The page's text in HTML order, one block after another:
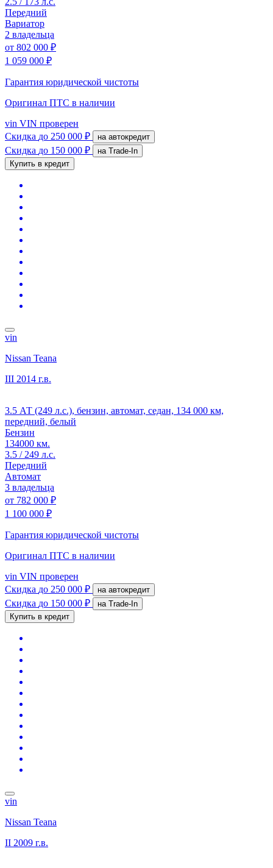
Передний
Вариатор
2 владельца
от 802 000 ₽
1 059 000 ₽
Гарантия юридической чистоты
Оригинал ПТС в наличии
vin VIN проверен
Скидка до 250 000 ₽ на автокредит
Скидка до 150 000 ₽
на Trade-In
Купить в кредит
vin
Nissan Teana
III 2014 г.в.
3.5 АТ (249 л.с.), бензин, автомат, седан, 134 000 км,
передний, белый
Бензин
134000 км.
3.5 / 249 л.с.
Передний
Автомат
3 владельца
от 782 000 ₽
1 100 000 ₽
Гарантия юридической чистоты
Оригинал ПТС в наличии
vin VIN проверен
Скидка до 250 000 ₽ на автокредит
Скидка до 150 000 ₽
на Trade-In
Купить в кредит
vin
Nissan Teana
II 2009 г.в.